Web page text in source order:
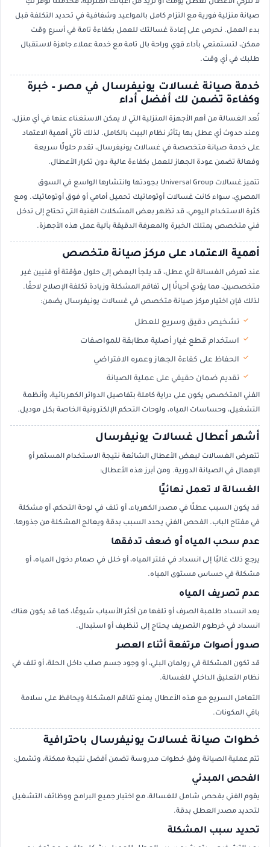
لا تتركي الأعطال تعطل يومك أو تزيد من أعبائك المنزلية، فخدمتنا توفر لكِ
صيانة منزلية فورية مع التزام كامل بالمواعيد وشفافية في تحديد التكلفة قبل
بدء العمل. نحرص على إعادة غسالتك للعمل بكفاءة تامة في أسرع وقت
ممكن، لتستمتعي بأداء قوي وراحة بال تامة مع خدمة عملاء جاهزة لاستقبال
طلبك في أي وقت.
خدمة صيانة غسالات يونيفرسال في مصر – خبرة
وكفاءة تضمن لك أفضل أداء
تُعد الغسالة من أهم الأجهزة المنزلية التي لا يمكن الاستغناء عنها في أي منزل،
وعند حدوث أي عطل بها يتأثر نظام البيت بالكامل. لذلك تأتي أهمية الاعتماد
على خدمة صيانة متخصصة في غسالات يونيفرسال، تقدم حلولًا سريعة
وفعالة تضمن عودة الجهاز للعمل بكفاءة عالية دون تكرار الأعطال.
تتميز غسالات Universal Group بجودتها وانتشارها الواسع في السوق
المصري، سواء كانت غسالات أوتوماتيك تحميل أمامي أو فوق أوتوماتيك. ومع
كثرة الاستخدام اليومي، قد تظهر بعض المشكلات الفنية التي تحتاج إلى تدخل
فني متخصص يمتلك الخبرة والمعرفة الدقيقة بآلية عمل هذه الأجهزة.
أهمية الاعتماد على مركز صيانة متخصص
عند تعرض الغسالة لأي عطل، قد يلجأ البعض إلى حلول مؤقتة أو فنيين غير
متخصصين، مما يؤدي أحيانًا إلى تفاقم المشكلة وزيادة تكلفة الإصلاح لاحقًا.
لذلك فإن اختيار مركز صيانة متخصص في غسالات يونيفرسال يضمن:
تشخيص دقيق وسريع للعطل
استخدام قطع غيار أصلية مطابقة للمواصفات
الحفاظ على كفاءة الجهاز وعمره الافتراضي
تقديم ضمان حقيقي على عملية الصيانة
الفني المتخصص يكون على دراية كاملة بتفاصيل الدوائر الكهربائية، وأنظمة
التشغيل، وحساسات المياه، ولوحات التحكم الإلكترونية الخاصة بكل موديل.
أشهر أعطال غسالات يونيفرسال
تتعرض الغسالات لبعض الأعطال الشائعة نتيجة الاستخدام المستمر أو
الإهمال في الصيانة الدورية. ومن أبرز هذه الأعطال:
الغسالة لا تعمل نهائيًا
قد يكون السبب عطلًا في مصدر الكهرباء، أو تلف في لوحة التحكم، أو مشكلة
في مفتاح الباب. الفحص الفني يحدد السبب بدقة ويعالج المشكلة من جذورها.
عدم سحب المياه أو ضعف تدفقها
يرجع ذلك غالبًا إلى انسداد في فلتر المياه، أو خلل في صمام دخول المياه، أو
مشكلة في حساس مستوى المياه.
عدم تصريف المياه
يعد انسداد طلمبة الصرف أو تلفها من أكثر الأسباب شيوعًا، كما قد يكون هناك
انسداد في خرطوم التصريف يحتاج إلى تنظيف أو استبدال.
صدور أصوات مرتفعة أثناء العصر
قد تكون المشكلة في رولمان البلي، أو وجود جسم صلب داخل الحلة، أو تلف في
نظام التعليق الداخلي للغسالة.
التعامل السريع مع هذه الأعطال يمنع تفاقم المشكلة ويحافظ على سلامة
باقي المكونات.
خطوات صيانة غسالات يونيفرسال باحترافية
تتم عملية الصيانة وفق خطوات مدروسة تضمن أفضل نتيجة ممكنة، وتشمل:
الفحص المبدئي
يقوم الفني بفحص شامل للغسالة، مع اختبار جميع البرامج ووظائف التشغيل
لتحديد مصدر العطل بدقة.
تحديد سبب المشكلة